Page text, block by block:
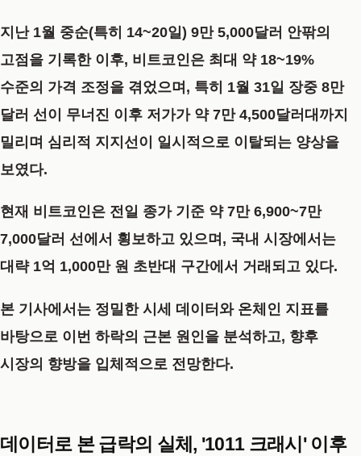
지난 1월 중순(특히 14~20일) 9만 5,000달러 안팎의
고점을 기록한 이후, 비트코인은 최대 약 18~19%
수준의 가격 조정을 겪었으며, 특히 1월 31일 장중 8만
달러 선이 무너진 이후 저가가 약 7만 4,500달러대까지
밀리며 심리적 지지선이 일시적으로 이탈되는 양상을
보였다.
현재 비트코인은 전일 종가 기준 약 7만 6,900~7만
7,000달러 선에서 횡보하고 있으며, 국내 시장에서는
대략 1억 1,000만 원 초반대 구간에서 거래되고 있다.
본 기사에서는 정밀한 시세 데이터와 온체인 지표를
바탕으로 이번 하락의 근본 원인을 분석하고, 향후
시장의 향방을 입체적으로 전망한다.
데이터로 본 급락의 실체, '1011 크래시' 이후